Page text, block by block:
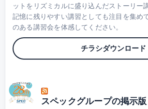
ットをリズミカルに盛り込んだストーリー
記憶に残りやすい講習としても注目を集め
のある講習会を体感してください。
チラシダウンロード
スペックグループの掲示版